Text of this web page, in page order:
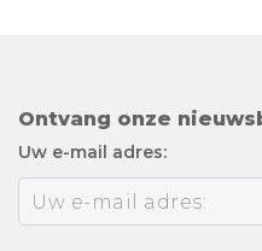
Ontvang onze
Uw e-mail adres: